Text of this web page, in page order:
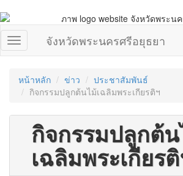
จังหวัดพระนครศรีอยุธยา
หน้าหลัก ข่าว
ประชาสัมพันธ์
กิจกรรมปลูกต้นไม้เฉลิมพระเกียรติฯ
กิจกรรมปลูกต้
เฉลิมพระเกียร